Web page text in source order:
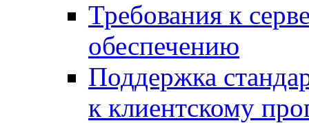
Требования к
обеспечению
Поддержка
к клиентскому